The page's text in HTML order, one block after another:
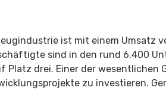
ist mit einem Umsatz
sind in den rund 6.400
Platz drei. Einer der
zu investieren.